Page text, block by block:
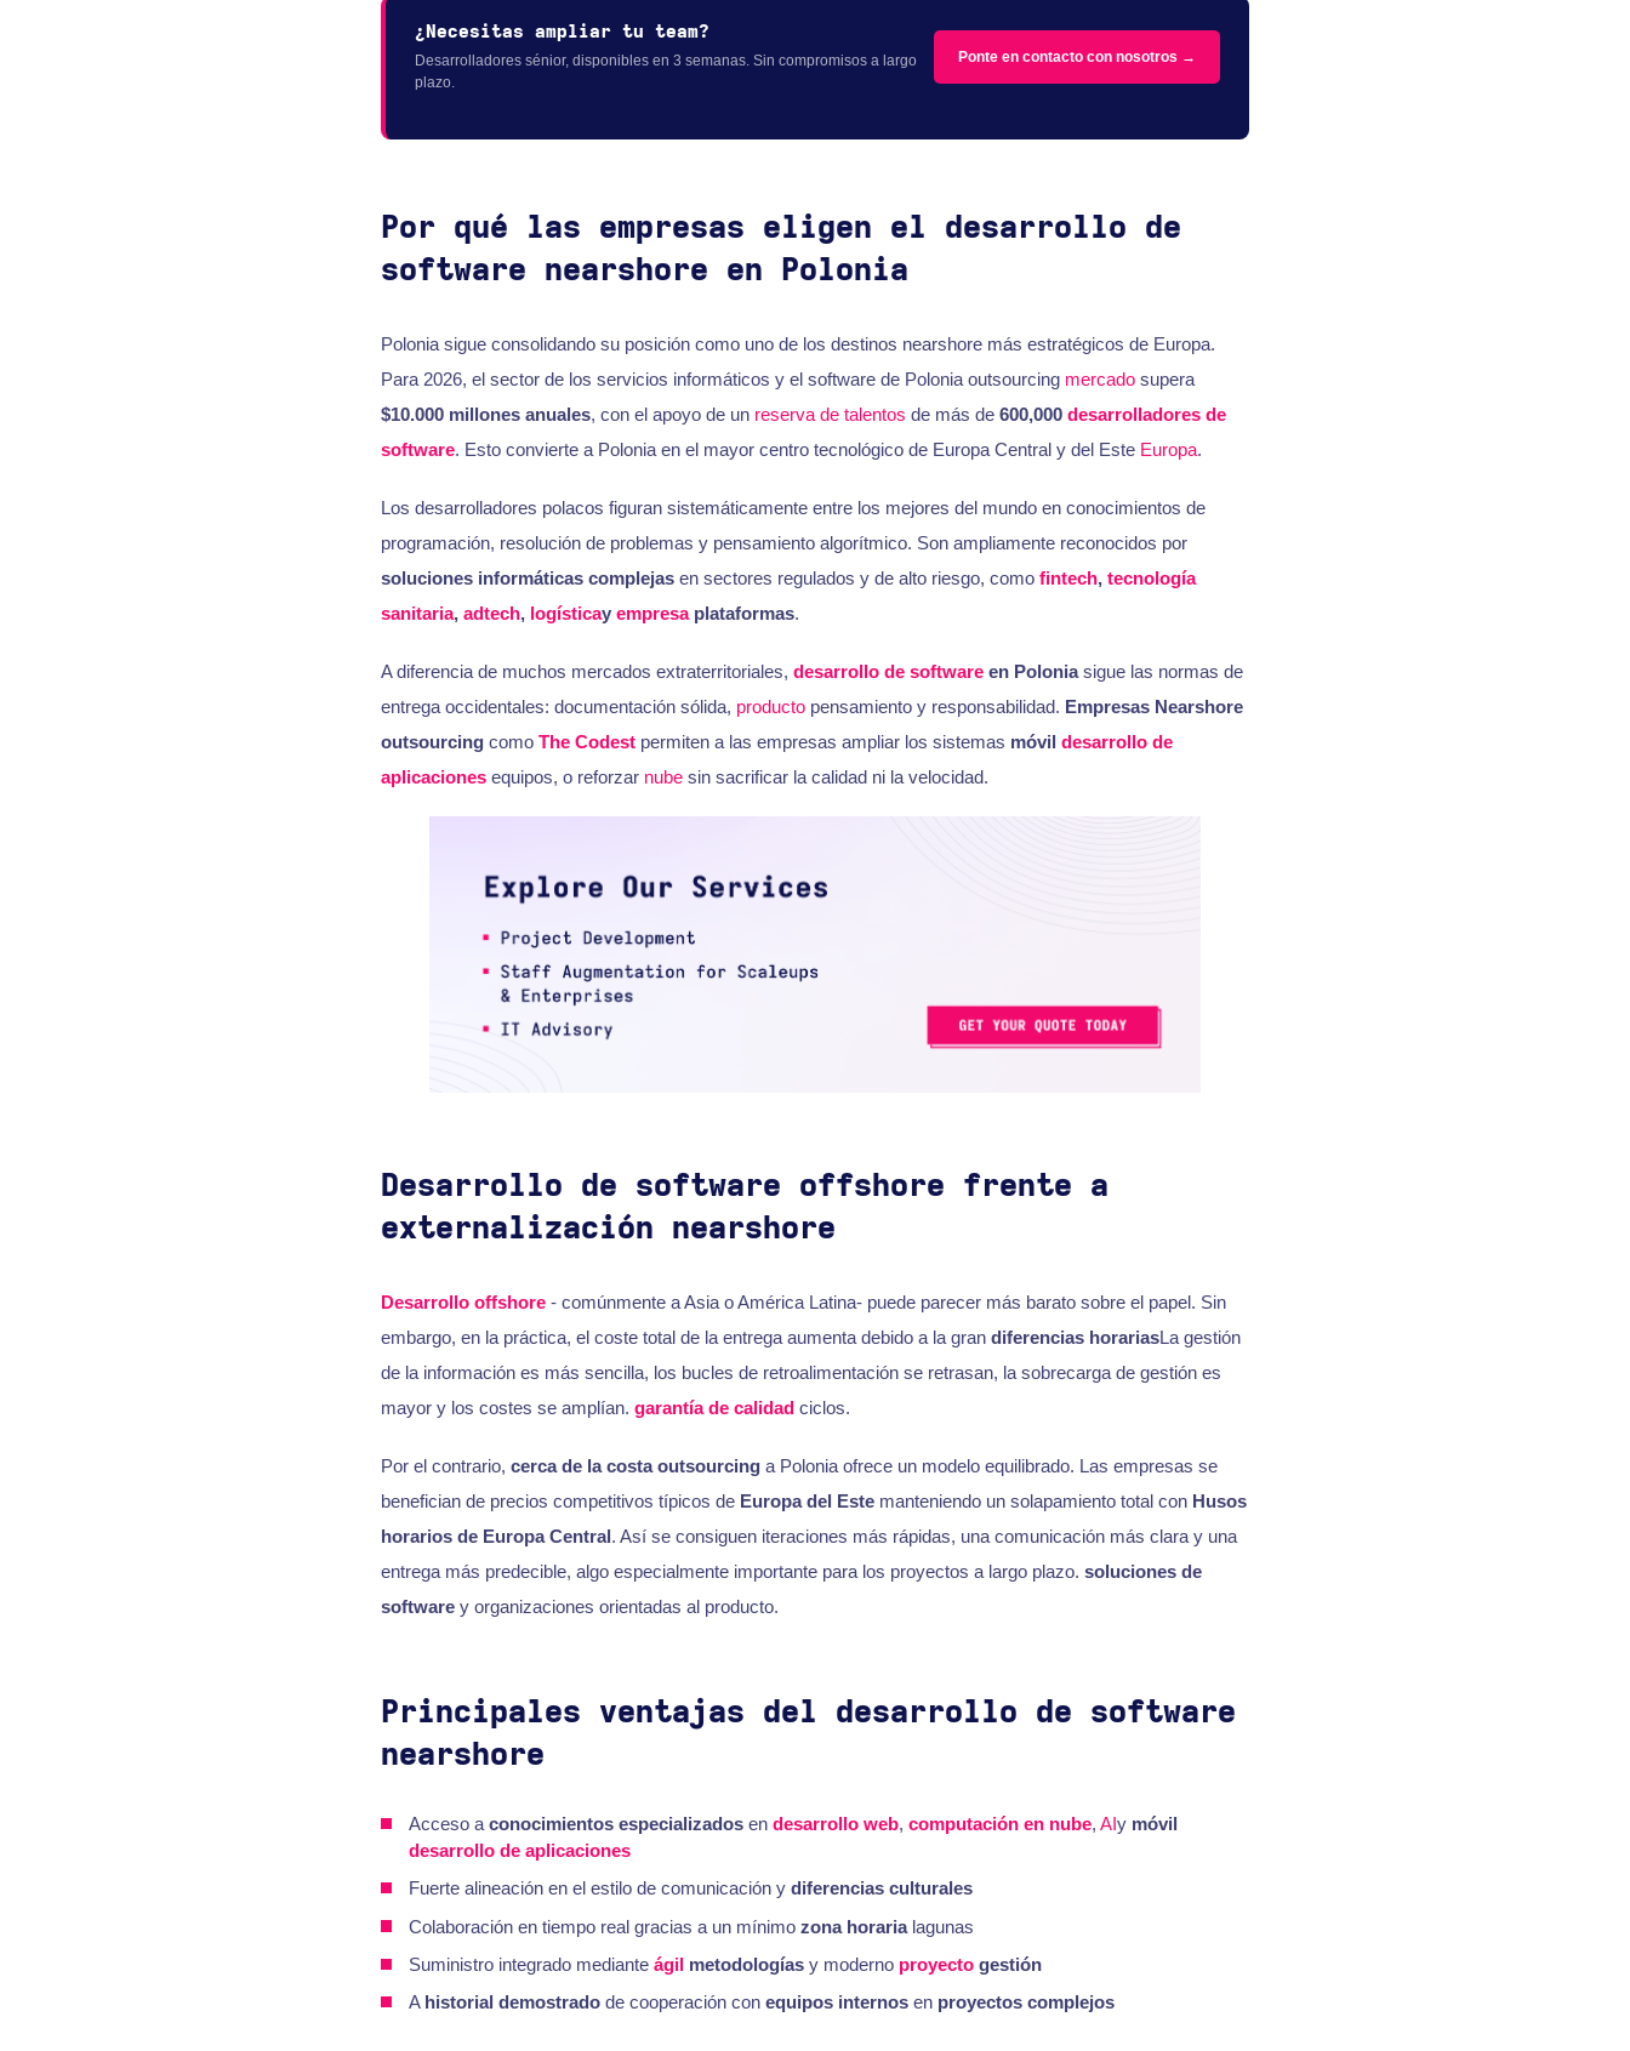
¿Necesitas ampliar tu team?
Desarrolladores sénior, disponibles en 3 semanas. Sin compromisos a largo
plazo.
Ponte en contacto con nosotros →
Por qué las empresas eligen el desarrollo de
software nearshore en Polonia
Polonia sigue consolidando su posición como uno de los destinos nearshore más estratégicos de Europa.
Para 2026, el sector de los servicios informáticos y el software de Polonia outsourcing mercadosupera
$10.000 millones anuales, con el apoyo de un reserva de talentos de más de 600,000 desarrolladores de
software. Esto convierte a Polonia en el mayor centro tecnológico de Europa Central y del Este Europa.
Los desarrolladores polacos figuran sistemáticamente entre los mejores del mundo en conocimientos de
programación, resolución de problemas y pensamiento algorítmico. Son ampliamente reconocidos por
soluciones informáticas complejasen sectores regulados y de alto riesgo, como fintech, tecnología
sanitaria, adtech, logísticay empresaplataformas.
A diferencia de muchos mercados extraterritoriales, desarrollo de softwareen Poloniasigue las normas de
entrega occidentales: documentación sólida, productopensamiento y responsabilidad. Empresas Nearshore
outsourcingcomo The Codestpermiten a las empresas ampliar los sistemas móvil desarrollo de
aplicacionesequipos, o reforzar nubesin sacrificar la calidad ni la velocidad.
Desarrollo de software offshore frente a
externalización nearshore
Desarrollo offshore- comúnmente a Asia o América Latina- puede parecer más barato sobre el papel. Sin
embargo, en la práctica, el coste total de la entrega aumenta debido a la gran diferencias horariasLa gestión
de la información es más sencilla, los bucles de retroalimentación se retrasan, la sobrecarga de gestión es
mayor y los costes se amplían. garantía de calidad ciclos.
Por el contrario, cerca de la costa outsourcinga Polonia ofrece un modelo equilibrado. Las empresas se
benefician de precios competitivos típicos de Europa del Estemanteniendo un solapamiento total con Husos
horarios de Europa Central. Así se consiguen iteraciones más rápidas, una comunicación más clara y una
entrega más predecible, algo especialmente importante para los proyectos a largo plazo. soluciones de
softwarey organizaciones orientadas al producto.
Principales ventajas del desarrollo de software
nearshore
Acceso a conocimientos especializadosen desarrollo web, computación en nube, AIy móvil
desarrollo de aplicaciones
Fuerte alineación en el estilo de comunicación y diferencias culturales
Colaboración en tiempo real gracias a un mínimo zona horarialagunas
Suministro integrado mediante ágilmetodologíasy moderno proyectogestión
A historial demostradode cooperación con equipos internosen proyectos complejos